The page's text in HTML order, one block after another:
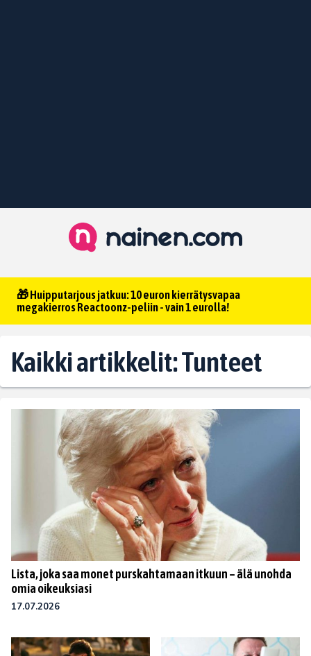
🎁 Huipputarjous jatkuu: 10 euron kierrätysvapaa
megakierros Reactoonz-peliin - vain 1 eurolla!
Kaikki artikkelit: Tunteet
Lista, joka saa monet purskahtamaan itkuun – älä unohda
omia oikeuksiasi
17.07.2026